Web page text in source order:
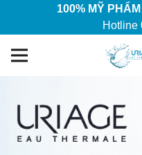
100% MỸ
Hotline